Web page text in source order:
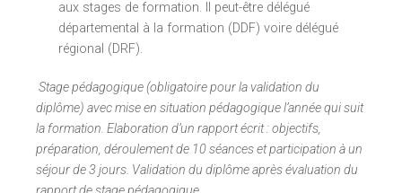
aux stages de formation. Il peut-être délégué
départemental à la formation (DDF) voire délégué
régional (DRF).
Stage pédagogique (obligatoire pour la validation du
diplôme) avec mise en situation pédagogique l’année qui suit
la formation. Elaboration d’un rapport écrit : objectifs,
préparation, déroulement de 10 séances et participation à un
séjour de 3 jours. Validation du diplôme après évaluation du